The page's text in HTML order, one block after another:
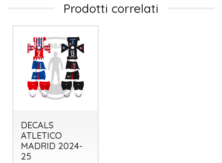
Prodotti correlati
DECALS
ATLETICO
MADRID 2024-
25